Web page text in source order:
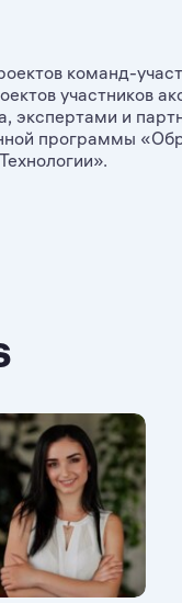
команд-
участников
экспертами и
программы